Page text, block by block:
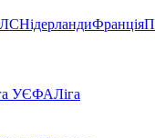
НідерландиФранція
УЄФАЛіга